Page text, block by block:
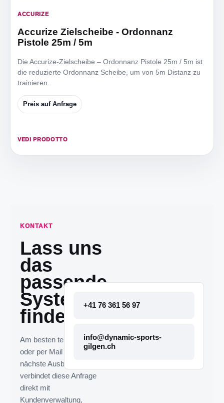
ACCURIZE
Accurize Zielscheibe - Ordonnanz
Pistole 25m / 5m
Die Accurize-Zielscheibe – Ordonnanz Pistole 25m / 5m ist
die reduzierte Ordonnanz Scheibe, um von 5m Distanz zu
trainieren.
Preis auf Anfrage
VEDI PRODOTTO
KONTAKT
Lass uns
das
passende
System
finden.
Am besten telefonisch
oder per Mail melden. Die
nächste Ausbaustufe
verbindet diese Anfrage
direkt mit
Kundenverwaltung,
+41 76 361 56 97
info@dynamic-sports-
gilgen.ch